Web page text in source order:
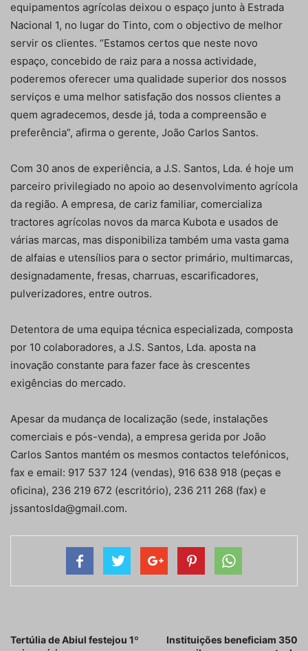
equipamentos agrícolas deixou o espaço junto à Estrada
Nacional 1, no lugar do Tinto, com o objectivo de melhor
servir os clientes. “Estamos certos que neste novo
espaço, concebido de raiz para a nossa actividade,
poderemos oferecer uma qualidade superior dos nossos
serviços e uma melhor satisfação dos nossos clientes a
quem agradecemos, desde já, toda a compreensão e
preferência”, afirma o gerente, João Carlos Santos.
Com 30 anos de experiência, a J.S. Santos, Lda. é hoje um
parceiro privilegiado no apoio ao desenvolvimento agrícola
da região. A empresa, de cariz familiar, comercializa
tractores agrícolas novos da marca Kubota e usados de
várias marcas, mas disponibiliza também uma vasta gama
de alfaias e utensílios para o sector primário, multimarcas,
designadamente, fresas, charruas, escarificadores,
pulverizadores, entre outros.
Detentora de uma equipa técnica especializada, composta
por 10 colaboradores, a J.S. Santos, Lda. aposta na
inovação constante para fazer face às crescentes
exigências do mercado.
Apesar da mudança de localização (sede, instalações
comerciais e pós-venda), a empresa gerida por João
Carlos Santos mantém os mesmos contactos telefónicos,
fax e email: 917 537 124 (vendas), 916 638 918 (peças e
oficina), 236 219 672 (escritório), 236 211 268 (fax) e
jssantoslda@gmail.com.
Tertúlia de Abiul festejou 1º
Instituições beneficiam 350